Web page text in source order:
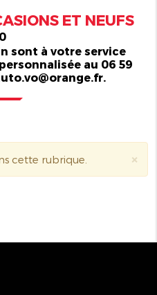
ET NEUFS
0
sont à votre service
au 06 59
×
cette rubrique.